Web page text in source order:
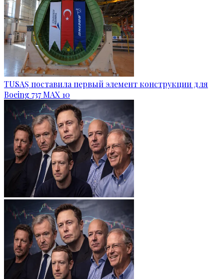
TUSAŞ поставила первый элемент конструкции для
Boeing 737 MAX 10